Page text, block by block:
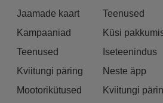
Jaamade kaart
Kampaaniad
Teenused
Kviitungi päring
Mootorikütused
Teenused
Küsi
Iseteenindus
Neste äpp
Kviitungi